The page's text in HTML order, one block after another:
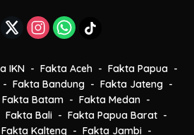
IKN Fakta Aceh
Fakta Papua
Fakta Bandung
Fakta Jateng
Fakta Batam
Fakta Medan
Fakta Bali
Fakta Papua Barat
Fakta Kalteng Fakta Jambi